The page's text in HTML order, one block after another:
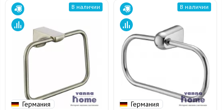
Германия
В наличии
Германия
В наличии